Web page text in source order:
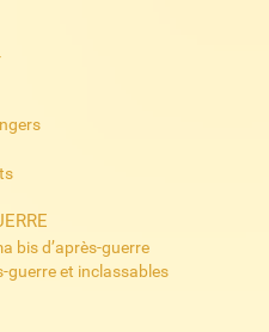
bis d’après-guerre
guerre et inclassables